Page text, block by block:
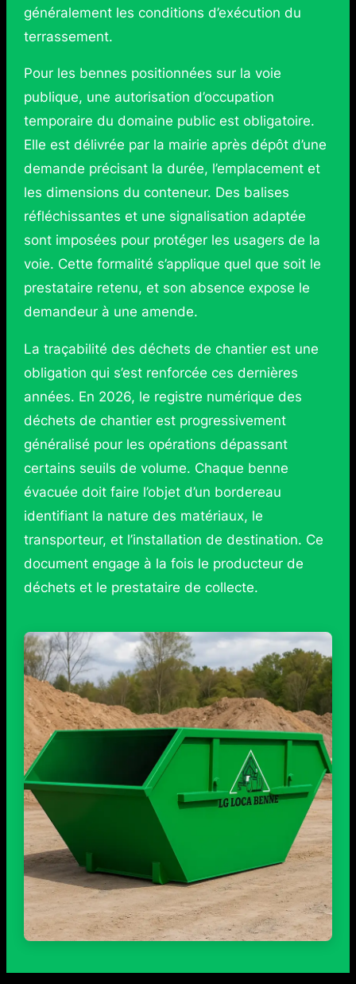
généralement les conditions d’exécution du
terrassement.
Pour les bennes positionnées sur la voie
publique, une autorisation d’occupation
temporaire du domaine public est obligatoire.
Elle est délivrée par la mairie après dépôt d’une
demande précisant la durée, l’emplacement et
les dimensions du conteneur. Des balises
réfléchissantes et une signalisation adaptée
sont imposées pour protéger les usagers de la
voie. Cette formalité s’applique quel que soit le
prestataire retenu, et son absence expose le
demandeur à une amende.
La traçabilité des déchets de chantier est une
obligation qui s’est renforcée ces dernières
années. En 2026, le registre numérique des
déchets de chantier est progressivement
généralisé pour les opérations dépassant
certains seuils de volume. Chaque benne
évacuée doit faire l’objet d’un bordereau
identifiant la nature des matériaux, le
transporteur, et l’installation de destination. Ce
document engage à la fois le producteur de
déchets et le prestataire de collecte.